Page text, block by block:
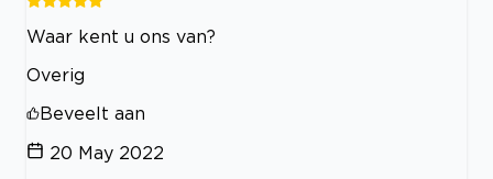
Waar kent u ons van?
Overig
Beveelt aan
20 May 2022